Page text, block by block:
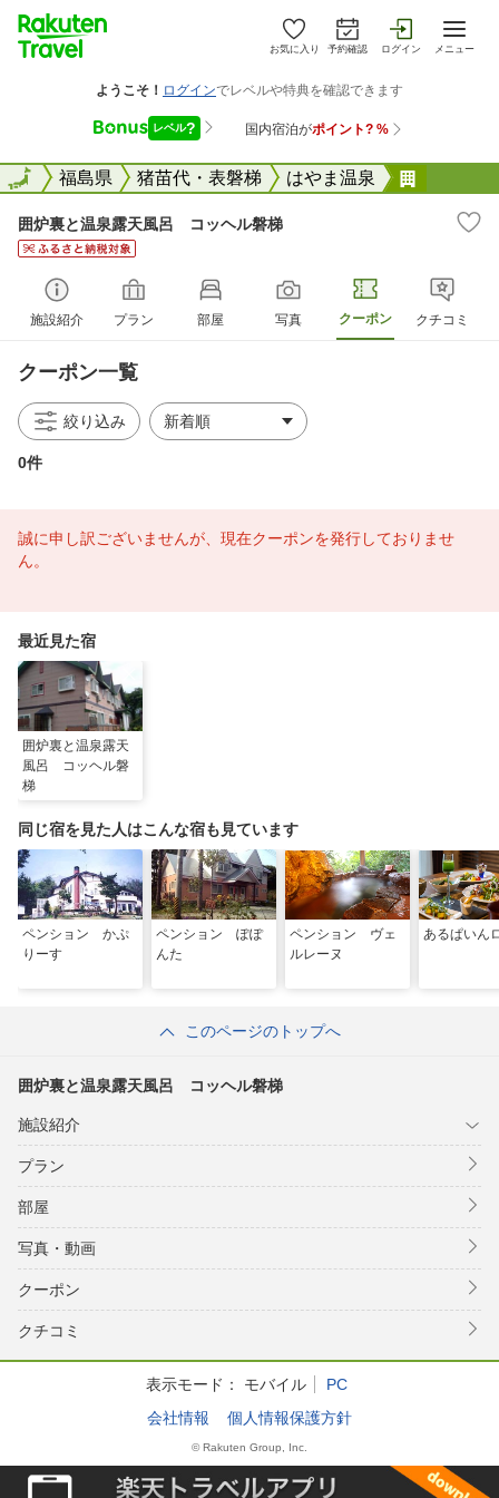
お気に入り 予約確認 ログイン メニュー
全国福島県 猪苗代・表磐梯 はやま温泉
全国
囲炉裏と温泉露天風呂 コッヘル磐梯
施設紹介 プラン 部屋 写真 クーポン クチコミ
クーポン一覧
絞り込み
0件
誠に申し訳ございませんが、現在クーポンを発行しておりませ
ん。
最近見た宿
囲炉裏と温泉露天
風呂 コッヘル磐
梯
同じ宿を見た人はこんな宿も見ています
ペンション かぷ
りーす
ペンション ぽぽ
んた
ペンション ヴェ
ルレーヌ
あるぱいん
このページのトップへ
囲炉裏と温泉露天風呂 コッヘル磐梯
施設紹介
プラン
部屋
写真・動画
クーポン
クチコミ
表示モード： モバイル
PC
会社情報
個人情報保護方針
© Rakuten Group, Inc.